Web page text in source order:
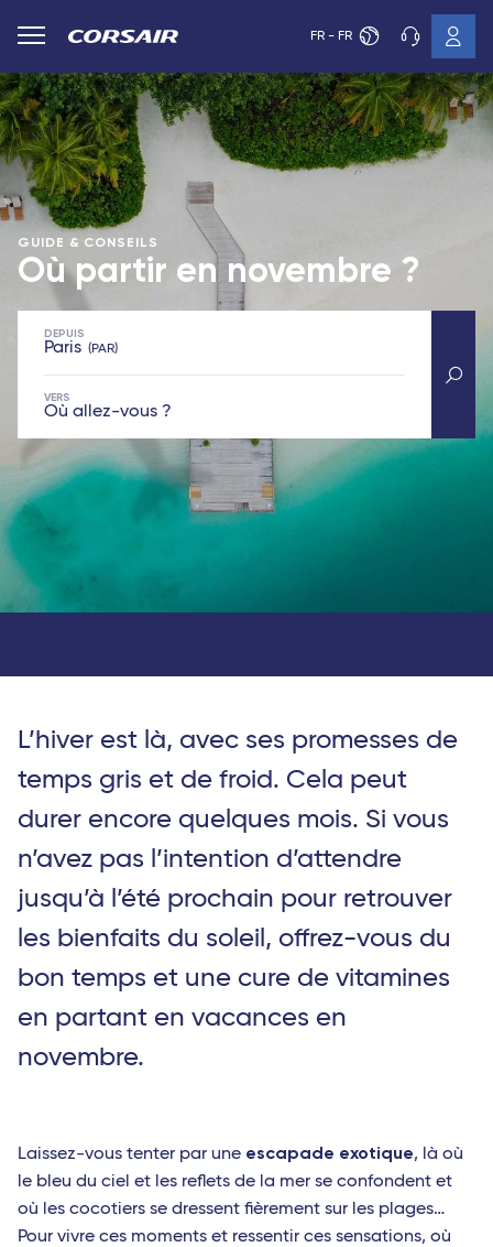
FR - FR
GUIDE & CONSEILS
Où partir en novembre ?
DEPUIS
Paris PAR
VERS
Où allez-vous ?
L’hiver est là, avec ses promesses de
temps gris et de froid. Cela peut
durer encore quelques mois. Si vous
n’avez pas l’intention d’attendre
jusqu’à l’été prochain pour retrouver
les bienfaits du soleil, offrez-vous du
bon temps et une cure de vitamines
en partant en vacances en
novembre.
Laissez-vous tenter par une escapade exotique, là où
le bleu du ciel et les reflets de la mer se confondent et
où les cocotiers se dressent fièrement sur les plages…
Pour vivre ces moments et ressentir ces sensations, où